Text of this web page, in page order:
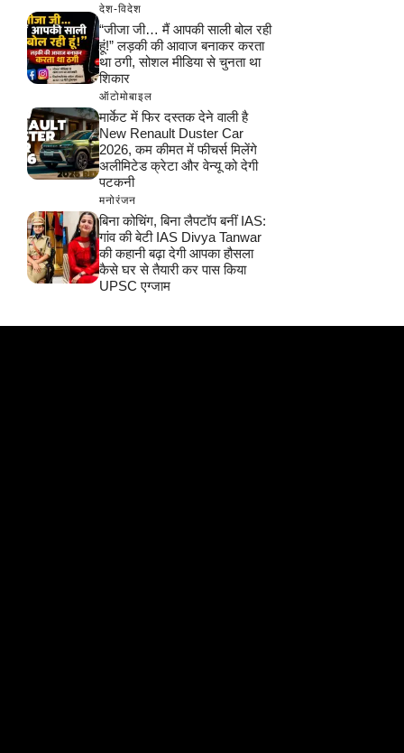
देश-विदेश
“जीजा जी… मैं आपकी साली बोल रही
हूं!” लड़की की आवाज बनाकर करता
था ठगी, सोशल मीडिया से चुनता था
शिकार
ऑटोमोबाइल
मार्केट में फिर दस्तक देने वाली है
New Renault Duster Car
2026, कम कीमत में फीचर्स मिलेंगे
अलीमिटेड क्रेटा और वेन्यू को देगी
पटकनी
मनोरंजन
बिना कोचिंग, बिना लैपटॉप बनीं IAS:
गांव की बेटी IAS Divya Tanwar
की कहानी बढ़ा देगी आपका हौसला
कैसे घर से तैयारी कर पास किया
UPSC एग्जाम